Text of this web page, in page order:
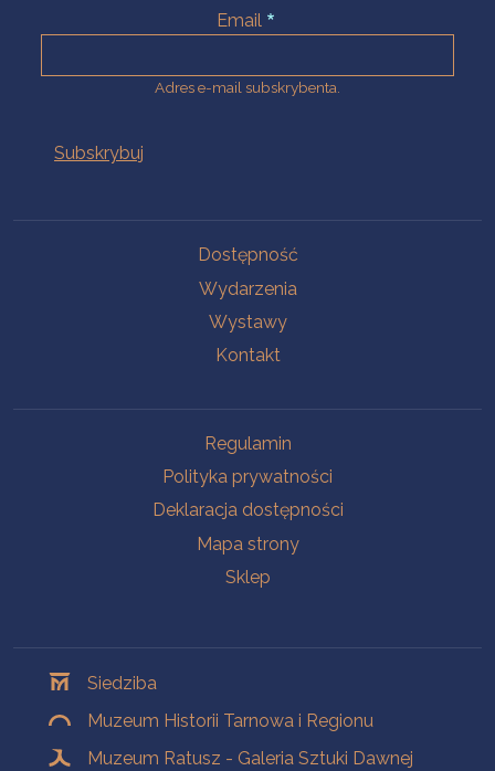
Email
Adres e-mail subskrybenta.
Dostępność
Wydarzenia
Wystawy
Kontakt
Regulamin
Polityka prywatności
Deklaracja dostępności
Mapa strony
Sklep
Siedziba
Muzeum Historii Tarnowa i Regionu
Muzeum Ratusz - Galeria Sztuki Dawnej